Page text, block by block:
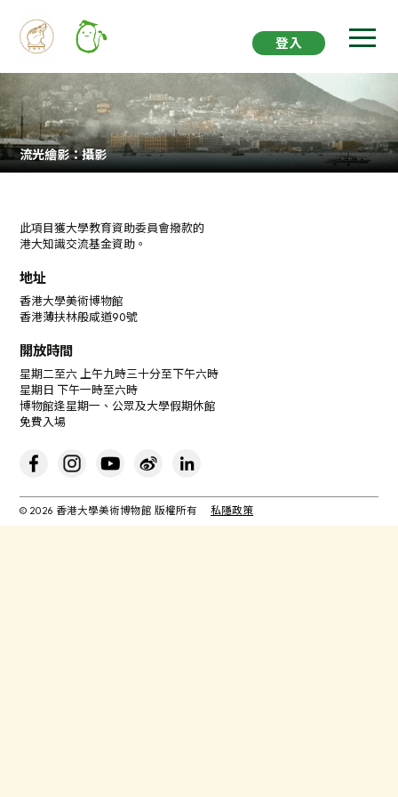
登入
流光繪影：攝影
此項目獲大學教育資助委員會撥款的
港大知識交流基金資助。
地址
香港大學美術博物館
香港薄扶林般咸道90號
開放時間
星期二至六 上午九時三十分至下午六時
星期日 下午一時至六時
博物館逢星期一、公眾及大學假期休館
免費入場
© 2026 香港大學美術博物館 版權所有 私隱政策